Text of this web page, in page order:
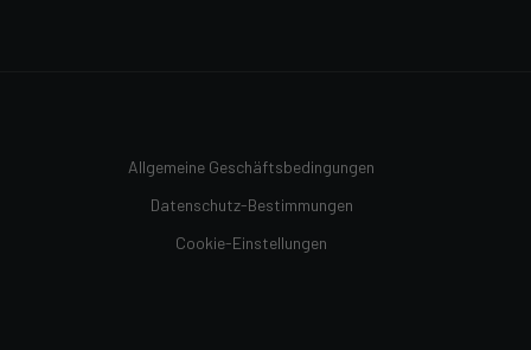
Allgemeine Geschäftsbedingungen
Datenschutz-Bestimmungen
Cookie-Einstellungen